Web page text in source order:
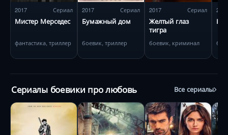
2017 Сериал
Мистер Мерседес
фантастика, триллер
2017 Сериал
Бумажный дом
боевик, триллер
2017 Сериал
Желтый глаз
тигра
боевик, криминал
2017
Сериалы боевики про любовь Все сериалы